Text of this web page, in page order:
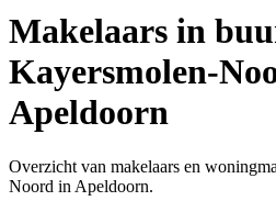
Makelaars in
Kayersmolen-
Apeldoorn
Overzicht van makelaars en
Noord in Apeldoorn.